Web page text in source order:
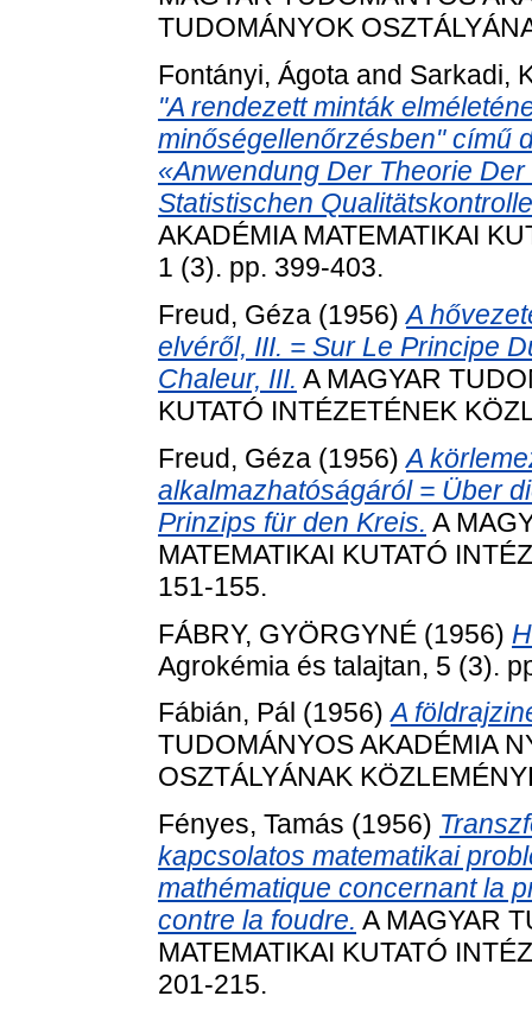
TUDOMÁNYOK
Fontányi, Ágota and Sarkadi,
"A rendezett minták
minőségellenőrzésben" című
«Anwendung Der Theorie
Statistischen
AKADÉMIA MATEMATIKAI
1 (3). pp. 399-403.
Freud, Géza (1956)A
elvéről, III. = Sur Le Principe
Chaleur, III. A MAGYAR
KUTATÓ INTÉZETÉNEK
Freud, Géza (1956)A
alkalmazhatóságáról = Über
Prinzips für den Kreis. A
MATEMATIKAI KUTATÓ
151-155.
FÁBRY, GYÖRGYNÉ (1956)
Agrokémia és talajtan, 5 (3).
Fábián, Pál (1956)A
TUDOMÁNYOS AKADÉMIA
OSZTÁLYÁNAK
Fényes, Tamás (1956)
kapcsolatos matematikai
mathématique concernant la
contre la foudre. A MAGYAR
MATEMATIKAI KUTATÓ
201-215.